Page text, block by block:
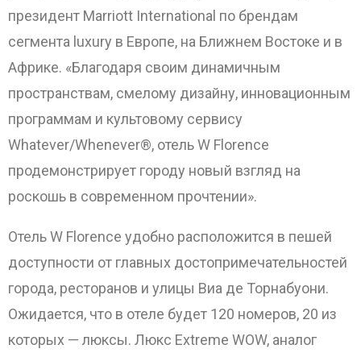
президент Marriott International по брендам
сегмента luxury в Европе, на Ближнем Востоке и в
Африке. «Благодаря своим динамичным
пространствам, смелому дизайну, инновационным
программам и культовому сервису
Whatever/Whenever®, отель W Florence
продемонстрирует городу новый взгляд на
роскошь в современном прочтении».
Отель W Florence удобно расположится в пешей
доступности от главных достопримечательностей
города, ресторанов и улицы Виа де Торнабуони.
Ожидается, что в отеле будет 120 номеров, 20 из
которых — люксы. Люкс Extreme WOW, аналог